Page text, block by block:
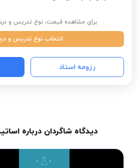
برای مشاهده قیمت، نوع تدریس و درس
انتخاب نوع تدریس و
رزومه استاد
دیدگاه شاگردان درباره